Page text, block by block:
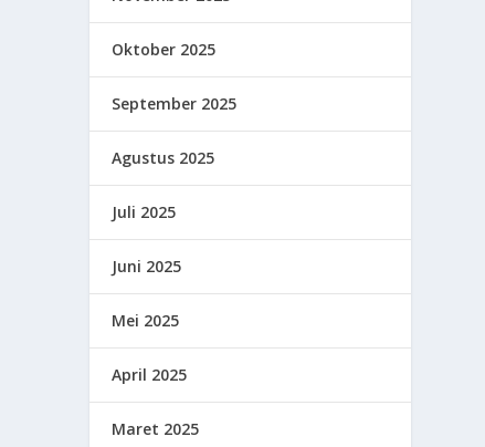
Oktober 2025
September 2025
Agustus 2025
Juli 2025
Juni 2025
Mei 2025
April 2025
Maret 2025